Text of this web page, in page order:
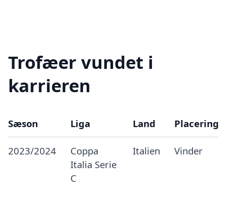
Trofæer vundet i
karrieren
Sæson Liga Land Placering
2023/2024
Coppa
Italia Serie
C
Italien Vinder